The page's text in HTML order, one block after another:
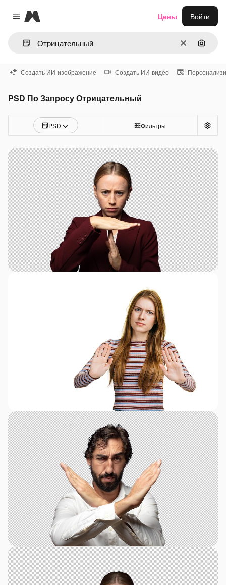
Close menu
Magnific
ОчиститьПоиск
Цены Войти
Создать ИИ-изображение Создать ИИ-видео
PSD По Запросу Отрицательный
PSD Фильтры